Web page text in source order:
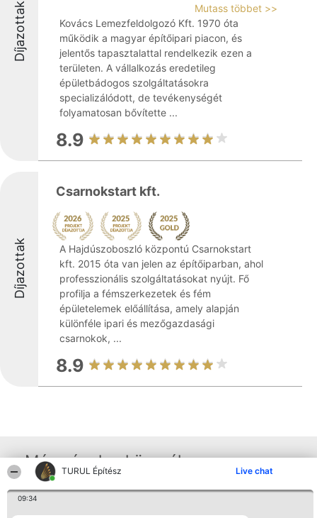
TURUL Építész Live chat
09:34
Díjazottak
Mutass többet >>
Kovács Lemezfeldolgozó Kft. 1970 óta
működik a magyar építőipari piacon, és
jelentős tapasztalattal rendelkezik ezen a
területen. A vállalkozás eredetileg
épületbádogos szolgáltatásokra
specializálódott, de tevékenységét
folyamatosan bővítette ...
8.9
Díjazottak
Csarnokstart kft.
A Hajdúszoboszló központú Csarnokstart
kft. 2015 óta van jelen az építőiparban, ahol
professzionális szolgáltatásokat nyújt. Fő
profilja a fémszerkezetek és fém
épületelemek előállítása, amely alapján
különféle ipari és mezőgazdasági
csarnokok, ...
8.9
Más cégek a környéken